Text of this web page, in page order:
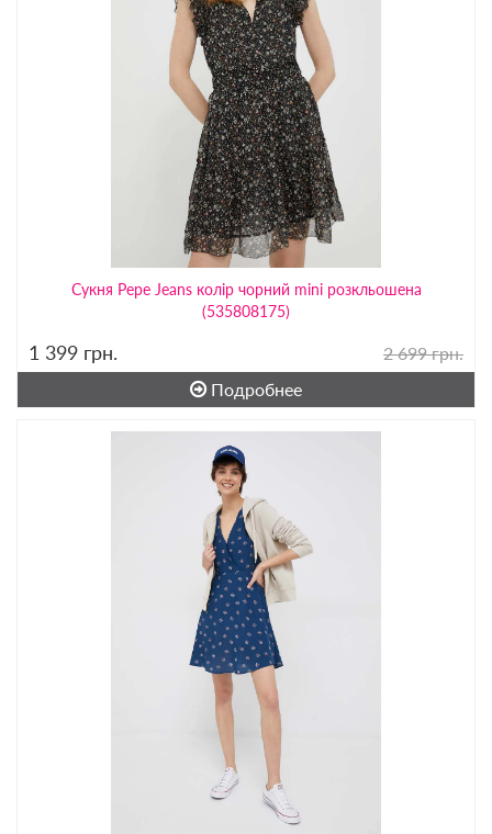
Сукня Pepe Jeans колір чорний mini розкльошена
(535808175)
1 399 грн.
2 699 грн.
Подробнее